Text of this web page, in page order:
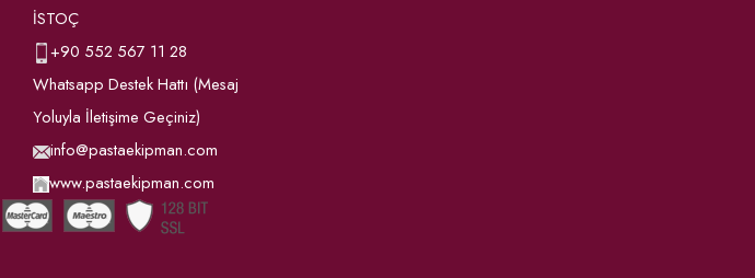
İSTOÇ
+90 552 567 11 28
Whatsapp Destek Hattı (Mesaj
Yoluyla İletişime Geçiniz)
info@pastaekipman.com
www.pastaekipman.com